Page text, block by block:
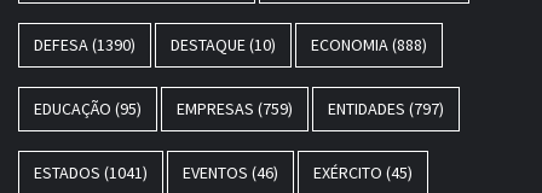
DEFESA(1390) DESTAQUE(10) ECONOMIA(888)
EDUCAÇÃO (95) EMPRESAS (759) ENTIDADES (797)
ESTADOS (1041) EVENTOS (46) EXÉRCITO (45)